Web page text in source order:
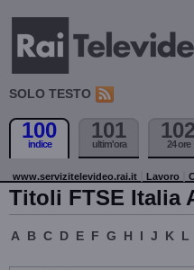
SOLO TESTO
100
indice
101
ultim'ora 24 ore
www.servizitelevideo.rai.it Lavoro
Titoli FTSE Italia
A B C D E F G H I J K L